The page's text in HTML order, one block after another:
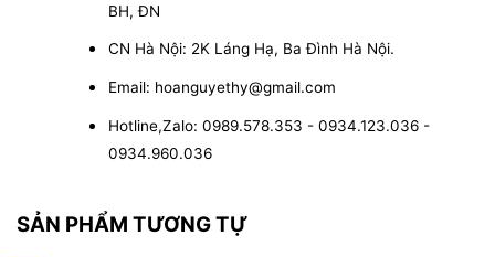
BH, ĐN
CN Hà Nội: 2K Láng Hạ, Ba Đình Hà Nội.
Email: hoanguyethy@gmail.com
Hotline,Zalo: 0989.578.353 - 0934.123.036 -
0934.960.036
SẢN PHẨM TƯƠNG TỰ